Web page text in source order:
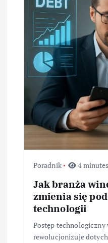
Poradnik 4
Jak branża
zmienia się
technologii
Postęp
rewolucjonizuje